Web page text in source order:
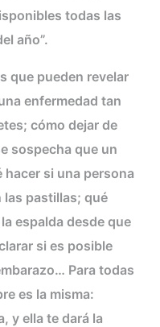
todas las
año”.
que pueden revelar
enfermedad tan
cómo dejar de
sospecha que un
si una persona
las pastillas; qué
espalda desde que
si es posible
Para todas
es la misma:
y ella te dará la